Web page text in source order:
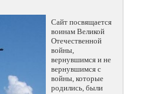
Сайт посвящается
воинам Великой
Отечественной
войны,
вернувшимся и не
вернувшимся с
войны, которые
родились, были